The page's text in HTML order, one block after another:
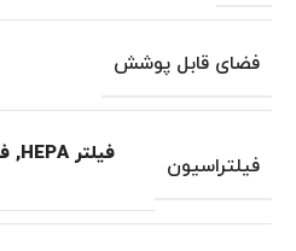
فضای قابل پوشش
فیلتراسیون فیلتر HEPA ,